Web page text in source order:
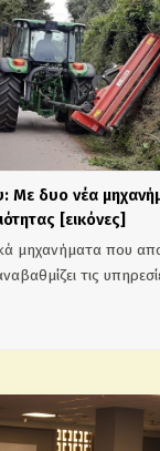
Με δυο νέα
[εικόνες]
μηχανήματα που
τις